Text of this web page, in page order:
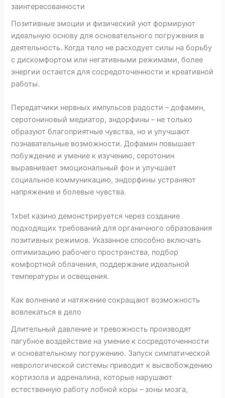
заинтересованности
Позитивные эмоции и физический уют формируют
идеальную основу для основательного погружения в
деятельность. Когда тело не расходует силы на борьбу
с дискомфортом или негативными режимами, более
энергии остается для сосредоточенности и креативной
работы.
Передатчики нервных импульсов радости – дофамин,
серотониновый медиатор, эндорфины – не только
образуют благоприятные чувства, но и улучшают
познавательные возможности. Дофамин повышает
побуждение и умение к изучению, серотонин
выравнивает эмоциональный фон и улучшает
социальное коммуникацию, эндорфины устраняют
напряжение и болевые чувства.
1xbet казино демонстрируется через создание
подходящих требований для органичного образования
позитивных режимов. Указанное способно включать
оптимизацию рабочего пространства, подбор
комфортной облачения, поддержание идеальной
температуры и освещения.
Как волнение и натяжение сокращают возможность
вовлекаться в дело
Длительный давление и тревожность производят
пагубное воздействие на умение к сосредоточенности
и основательному погружению. Запуск симпатической
неврологической системы приводит к высвобождению
кортизола и адреналина, которые нарушают
естественную работу лобной коры – зоны мозга,